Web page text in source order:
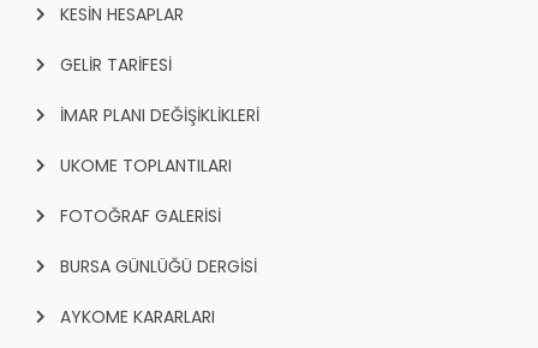
KESİN HESAPLAR
GELİR TARİFESİ
İMAR PLANI DEĞİŞİKLİKLERİ
UKOME TOPLANTILARI
FOTOĞRAF GALERİSİ
BURSA GÜNLÜĞÜ DERGİSİ
AYKOME KARARLARI